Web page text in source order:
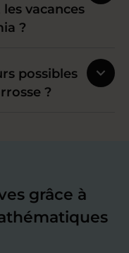
vacances
?
possibles
?
grâce à